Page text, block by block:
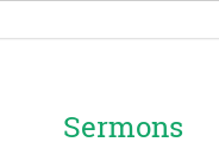
Sermons